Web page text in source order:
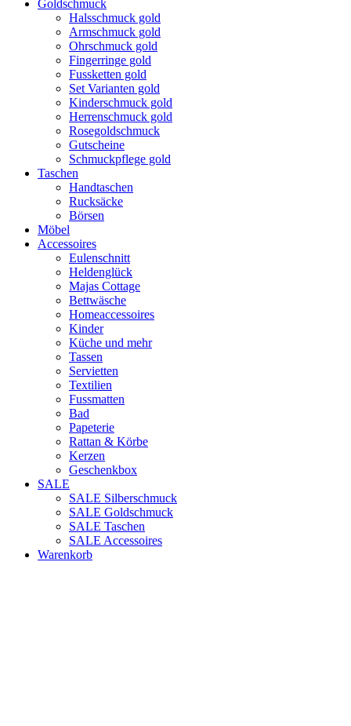
Goldschmuck
Halsschmuck gold
Armschmuck gold
Ohrschmuck gold
Fingerringe gold
Fussketten gold
Set Varianten gold
Kinderschmuck gold
Herrenschmuck gold
Rosegoldschmuck
Gutscheine
Schmuckpflege gold
Taschen
Handtaschen
Rucksäcke
Börsen
Möbel
Accessoires
Eulenschnitt
Heldenglück
Majas Cottage
Bettwäsche
Homeaccessoires
Kinder
Küche und mehr
Tassen
Servietten
Textilien
Fussmatten
Bad
Papeterie
Rattan & Körbe
Kerzen
Geschenkbox
SALE
SALE Silberschmuck
SALE Goldschmuck
SALE Taschen
SALE Accessoires
Warenkorb